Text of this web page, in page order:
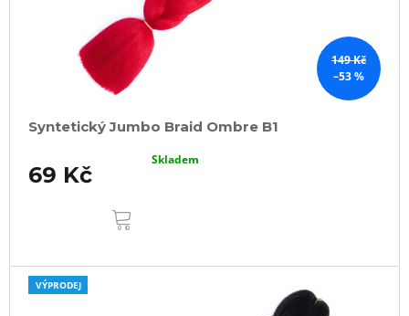
149 Kč
–53 %
Syntetický Jumbo Braid Ombre B1
69 Kč
Skladem
VÝPRODEJ